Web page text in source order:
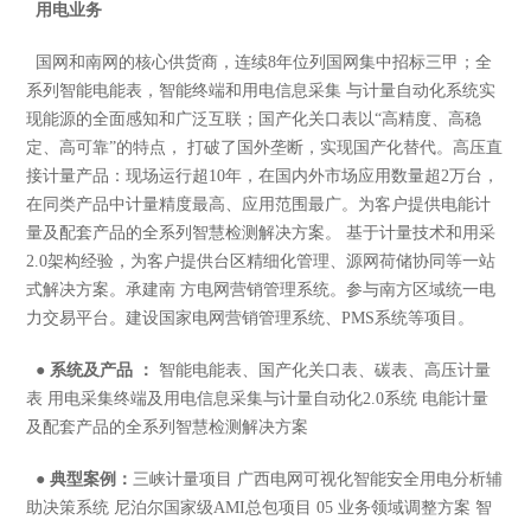
用电业务
国网和南网的核心供货商，连续8年位列国网集中招标三甲；全
系列智能电能表，智能终端和用电信息采集 与计量自动化系统实
现能源的全面感知和广泛互联；国产化关口表以“高精度、高稳
定、高可靠”的特点， 打破了国外垄断，实现国产化替代。高压直
接计量产品：现场运行超10年，在国内外市场应用数量超2万台，
在同类产品中计量精度最高、应用范围最广。为客户提供电能计
量及配套产品的全系列智慧检测解决方案。 基于计量技术和用采
2.0架构经验，为客户提供台区精细化管理、源网荷储协同等一站
式解决方案。承建南 方电网营销管理系统。参与南方区域统一电
力交易平台。建设国家电网营销管理系统、PMS系统等项目。
● 系统及产品 ：
智能电能表、国产化关口表、碳表、高压计量
表 用电采集终端及用电信息采集与计量自动化2.0系统 电能计量
及配套产品的全系列智慧检测解决方案
● 典型案例：三峡计量项目 广西电网可视化智能安全用电分析辅
助决策系统 尼泊尔国家级AMI总包项目 05 业务领域调整方案 智